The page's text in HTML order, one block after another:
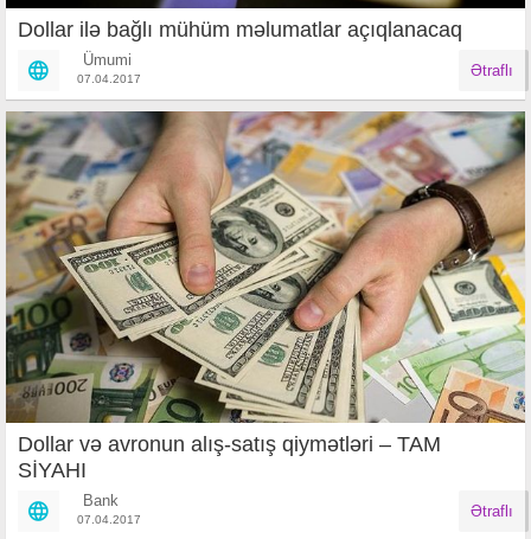
Dollar ilə bağlı mühüm məlumatlar açıqlanacaq
Ümumi
07.04.2017 Ətraflı
Dollar və avronun alış-satış qiymətləri – TAM
SİYAHI
Bank
07.04.2017 Ətraflı